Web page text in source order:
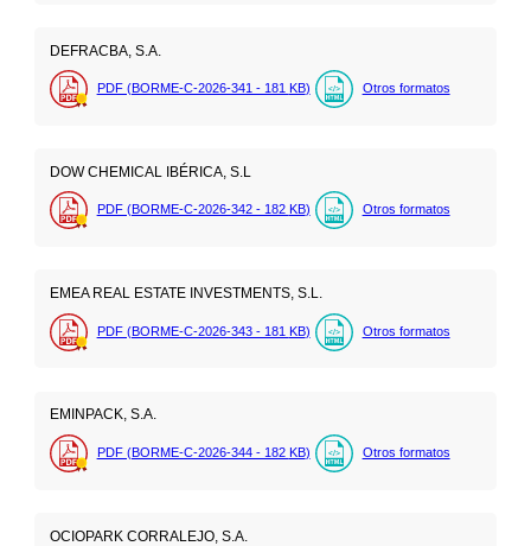
DEFRACBA, S.A.
PDF (BORME-C-2026-341 - 181 KB) Otros formatos
DOW CHEMICAL IBÉRICA, S.L
PDF (BORME-C-2026-342 - 182 KB) Otros formatos
EMEA REAL ESTATE INVESTMENTS, S.L.
PDF (BORME-C-2026-343 - 181 KB) Otros formatos
EMINPACK, S.A.
PDF (BORME-C-2026-344 - 182 KB) Otros formatos
OCIOPARK CORRALEJO, S.A.